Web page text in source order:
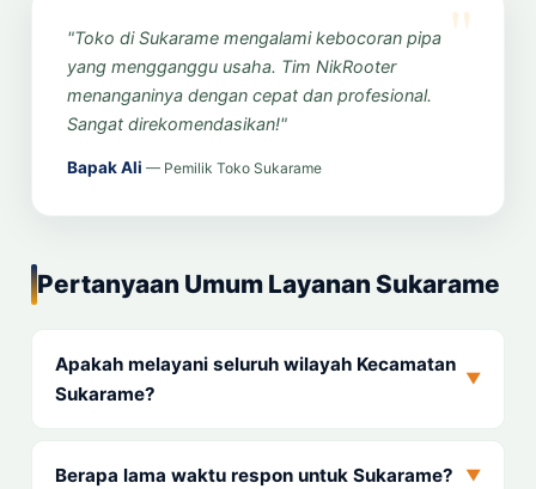
"Toko di Sukarame mengalami kebocoran pipa
yang mengganggu usaha. Tim NikRooter
menanganinya dengan cepat dan profesional.
Sangat direkomendasikan!"
Bapak Ali — Pemilik Toko Sukarame
Pertanyaan Umum Layanan Sukarame
Apakah melayani seluruh wilayah Kecamatan
Sukarame?
▼
Berapa lama waktu respon untuk Sukarame? ▼